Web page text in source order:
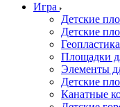
Игра
Детские
Детские
Геопластика
Площадки
Элементы
Детские
Канатные